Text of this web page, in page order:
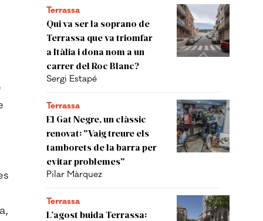
Terrassa
Qui va ser la soprano de
Terrassa que va triomfar
a Itàlia i dona nom a un
carrer del Roc Blanc?
Sergi Estapé
Terrassa
El Gat Negre, un clàssic
renovat: "Vaig treure els
tamborets de la barra per
evitar problemes"
Pilar Màrquez
Terrassa
L’agost buida Terrassa: